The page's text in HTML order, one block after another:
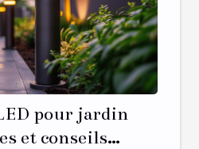
pour jardin
et conseils